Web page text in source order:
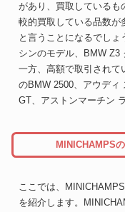
があり、買取しているも
較的買取している品数が
と言うことになるでし
シンのモデル、BMW Z3
一方、高額で取引されて
のBMW 2500、アウディ
GT、アストンマーチン
MINICHAMPS
ここでは、
を紹介します。